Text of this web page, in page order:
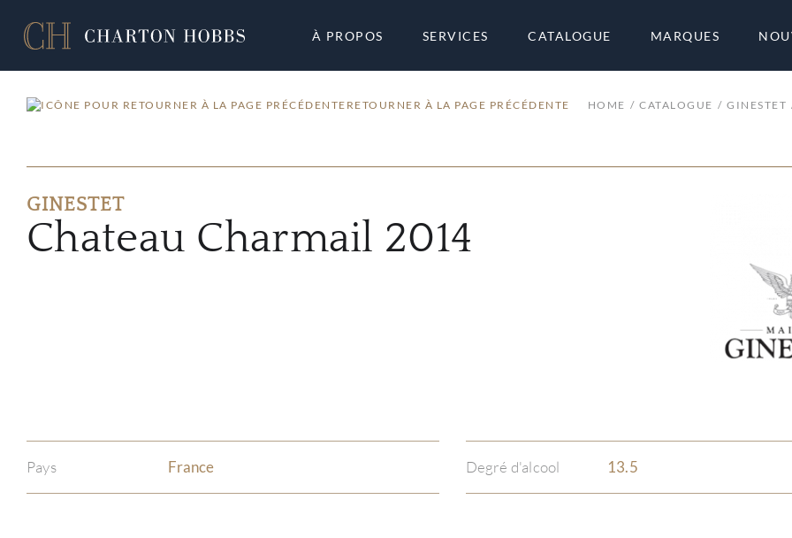
À PROPOS SERVICES CATALOGUE MARQUES
RETOURNER À LA PAGE PRÉCÉDENTE HOME CATALOGUE GINESTET
GINESTET
Chateau Charmail 2014
Pays France Degré d'alcool 13.5